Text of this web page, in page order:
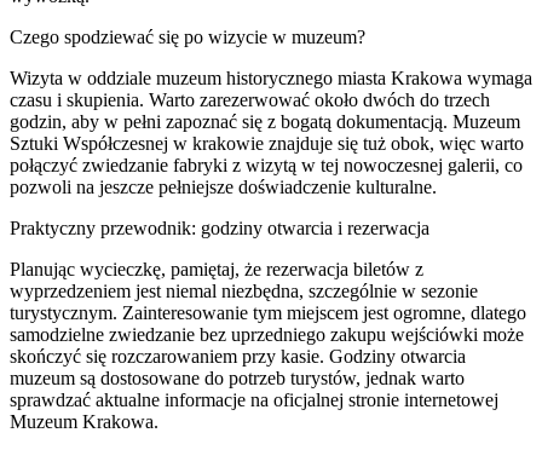
Czego spodziewać się po wizycie w muzeum?
Wizyta w oddziale muzeum historycznego miasta Krakowa wymaga
czasu i skupienia. Warto zarezerwować około dwóch do trzech
godzin, aby w pełni zapoznać się z bogatą dokumentacją. Muzeum
Sztuki Współczesnej w krakowie znajduje się tuż obok, więc warto
połączyć zwiedzanie fabryki z wizytą w tej nowoczesnej galerii, co
pozwoli na jeszcze pełniejsze doświadczenie kulturalne.
Praktyczny przewodnik: godziny otwarcia i rezerwacja
Planując wycieczkę, pamiętaj, że rezerwacja biletów z
wyprzedzeniem jest niemal niezbędna, szczególnie w sezonie
turystycznym. Zainteresowanie tym miejscem jest ogromne, dlatego
samodzielne zwiedzanie bez uprzedniego zakupu wejściówki może
skończyć się rozczarowaniem przy kasie. Godziny otwarcia
muzeum są dostosowane do potrzeb turystów, jednak warto
sprawdzać aktualne informacje na oficjalnej stronie internetowej
Muzeum Krakowa.